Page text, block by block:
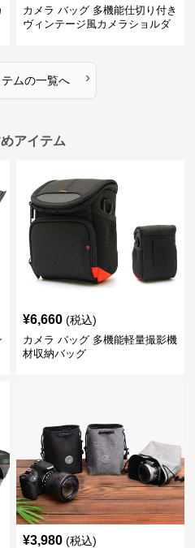
カメラ バッグ 多機能仕切り付き
ヴィンテージ風カメラショルダ
ムの一覧へ ›
アイテム
¥6,660 (税込)
カメラ バッグ 多機能軽量撮影機
材収納バッグ
¥3,980 (税込)